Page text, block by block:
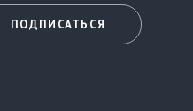
ПОДПИСАТЬСЯ